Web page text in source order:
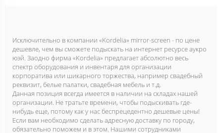
Исключительно в компании «Kordelia» mirror-screen - по цене
дешевле, чем вы сможете подыскать на интернет ресурсе аукро
юэй. Заодно фирма «Kordelia» предлагает абсолютно весь
спектр оборудования и инвентаря для организации
корпоратива или шикарного торжества, например свадебный
реквизит, белые палатки, свадебная мебель и т.д.
Данная позиция всегда имеется в наличии на складах нашей
организации. Не тратьте времени, чтобы подыскивать где-
нибудь еще, потому как у нас беспрецедентно дешевые цены!
Если вам необходимо сделать адресную доставку по городу,
обязательно поможем и в этом. Нашими сотрудниками